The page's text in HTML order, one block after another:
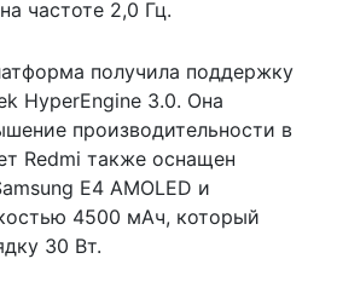
частоте 2,0 Гц.
получила поддержку
HyperEngine 3.0. Она
производительности в
Redmi также оснащен
E4 AMOLED и
4500 мАч, который
30 Вт.